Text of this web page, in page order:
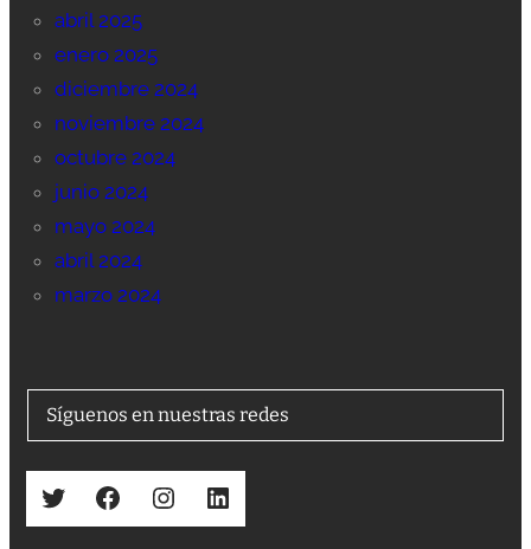
abril 2025
enero 2025
diciembre 2024
noviembre 2024
octubre 2024
junio 2024
mayo 2024
abril 2024
marzo 2024
Síguenos en nuestras redes
Twitter Facebook Instagram LinkedIn